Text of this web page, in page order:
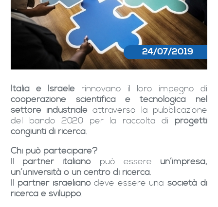
24/07/2019
Italia e Israele rinnovano il loro impegno di
cooperazione scientifica e tecnologica nel
settore industrialeattraverso la pubblicazione
del bando 2020 per la raccolta di progetti
congiunti di ricerca.
Chi può partecipare?
Il partner italiano può essere un’impresa,
un’università o un centro di ricerca.
Il partner israelianodeve essere una società di
ricerca e sviluppo.